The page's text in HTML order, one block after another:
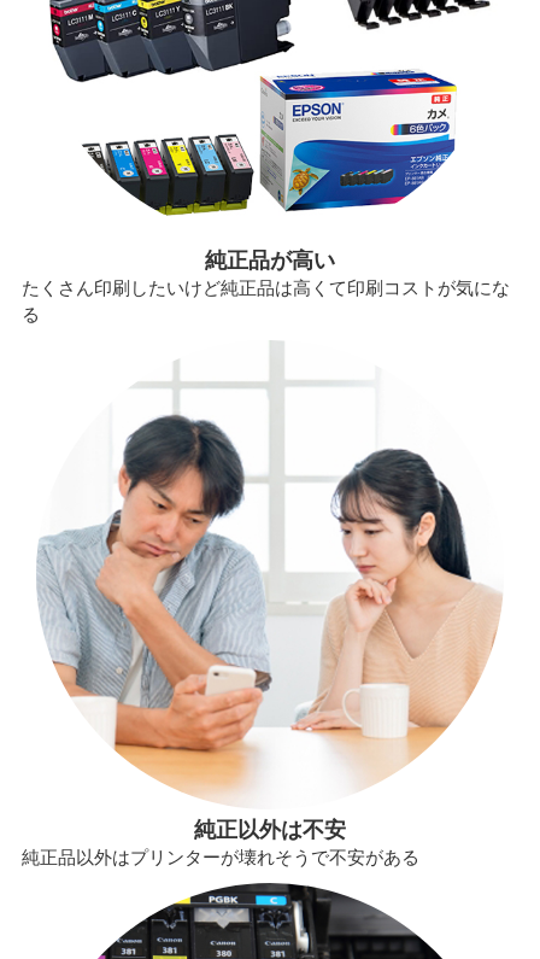
純正品が高い
たくさん印刷したいけど純正品は高くて印刷コストが気にな
る
純正以外は不安
純正品以外はプリンターが壊れそうで不安がある